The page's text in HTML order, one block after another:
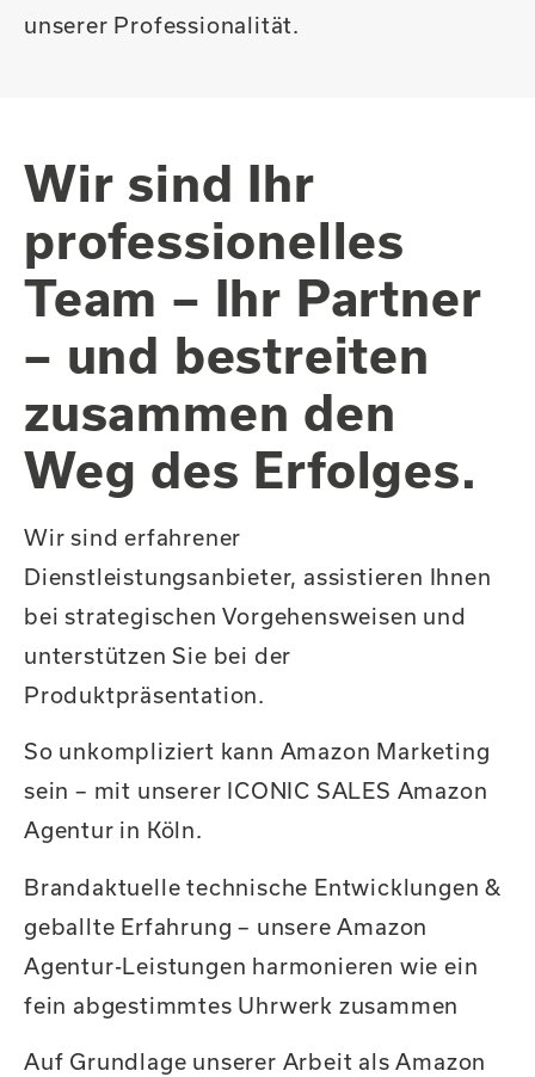
unserer Professionalität.
Wir sind Ihr
professionelles
Team – Ihr Partner
– und bestreiten
zusammen den
Weg des Erfolges.
Wir sind erfahrener
Dienstleistungsanbieter, assistieren Ihnen
bei strategischen Vorgehensweisen und
unterstützen Sie bei der
Produktpräsentation.
So unkompliziert kann Amazon Marketing
sein – mit unserer ICONIC SALES Amazon
Agentur in Köln.
Brandaktuelle technische Entwicklungen &
geballte Erfahrung – unsere Amazon
Agentur-Leistungen harmonieren wie ein
fein abgestimmtes Uhrwerk zusammen
Auf Grundlage unserer Arbeit als Amazon